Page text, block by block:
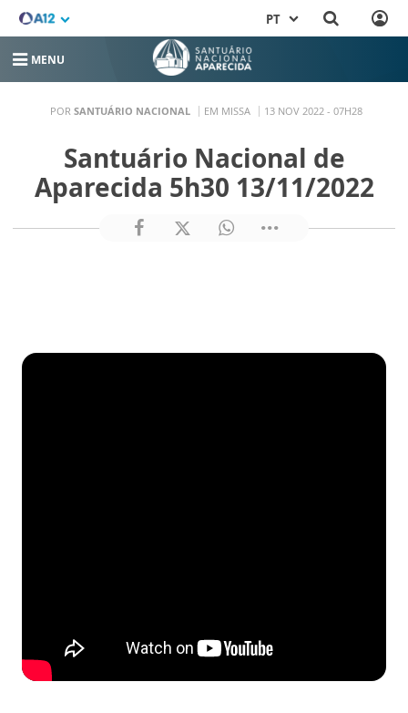
PT
MENU
POR SANTUÁRIO NACIONAL EM MISSA 13 NOV 2022 - 07H28
Santuário Nacional de
Aparecida 5h30 13/11/2022